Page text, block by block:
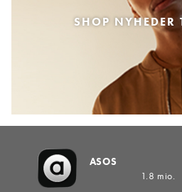
SHOP
ASOS
1.8 mio.